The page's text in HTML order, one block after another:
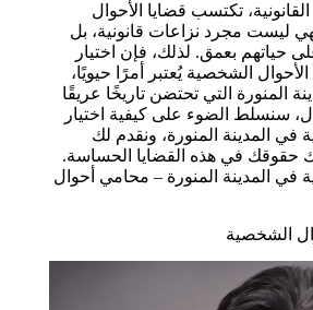
تكتسب قضايا الأحوال
ليست مجرد نزاعات قانونية، بل
حياتهم بعمق. لذلك، فإن اختيار
الشخصية يُعتبر أمرًا حيويًا،
المنورة التي تحتضن تاريخًا عريقًا
سنسلط الضوء على كيفية اختيار
المدينة المنورة، ونقدم لك
حقوقك في هذه القضايا الحساسة.
في المدينة المنورة – محامي أحوال
الشخصية